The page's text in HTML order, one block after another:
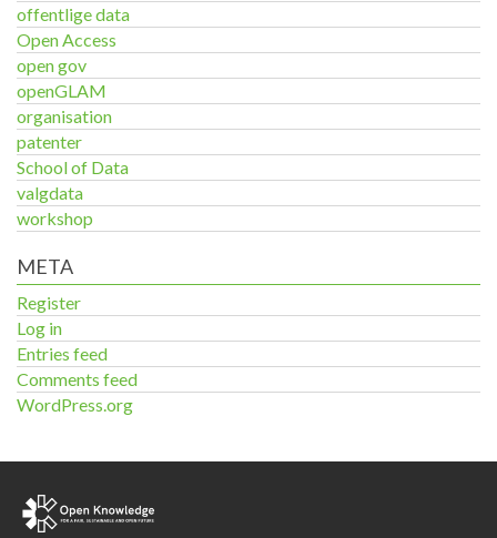
offentlige data
Open Access
open gov
openGLAM
organisation
patenter
School of Data
valgdata
workshop
META
Register
Log in
Entries feed
Comments feed
WordPress.org